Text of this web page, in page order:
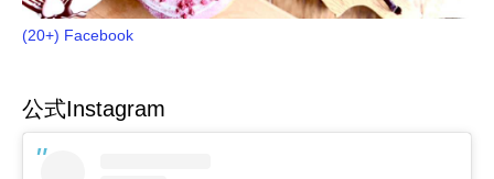
(20+) Facebook
公式Instagram